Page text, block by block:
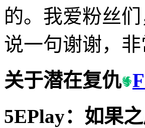
的。我爱粉丝
说一句谢谢，
关于潜在复仇
5EPlay：如果